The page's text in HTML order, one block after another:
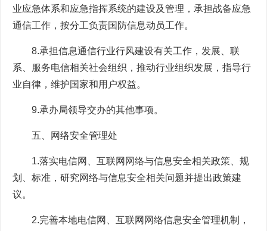
业应急体系和应急指挥系统的建设及管理，承担战备应急
通信工作，按分工负责国防信息动员工作。
8.承担信息通信行业行风建设有关工作，发展、联
系、服务电信相关社会组织，推动行业组织发展，指导行
业自律，维护国家和用户权益。
9.承办局领导交办的其他事项。
五、网络安全管理处
1.落实电信网、互联网网络与信息安全相关政策、规
划、标准，研究网络与信息安全相关问题并提出政策建
议。
2.完善本地电信网、互联网网络信息安全管理机制，